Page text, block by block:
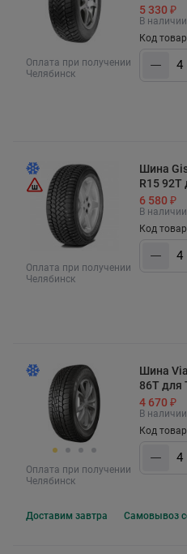
Оплата при получении
Челябинск
5 330 ₽
В
Код
Оплата при получении
Челябинск
Шина
R15 92T
6 580 ₽
В
Код
Оплата при получении
Челябинск
Шина
86T для
4 670 ₽
В
Код
Доставим завтра Самовывоз